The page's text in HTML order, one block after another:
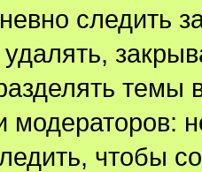
следить
удалять,
темы
модераторов:
чтобы